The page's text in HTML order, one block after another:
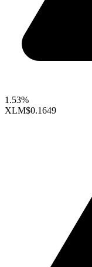
1.53%
XLM$0.1649